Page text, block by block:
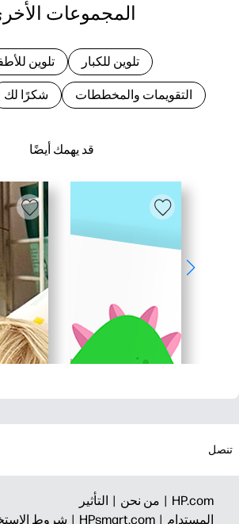
قد يهمك أيضًا
المجموعات
تلوين للكبار تلوين
التقويمات والمخططات شكرًا لك
تنصل
HP.com | من نحن | التأثير
المستدام | HPsmart.com | شروط